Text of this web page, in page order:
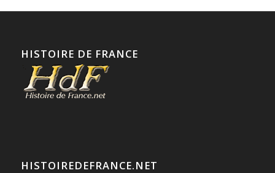
HISTOIRE DE FRANCE
HISTOIREDEFRANCE.NET